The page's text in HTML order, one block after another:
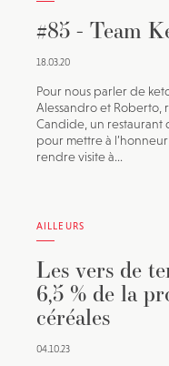
#85 - Team
18.03.20
Pour nous parler de
Alessandro et Roberto,
Candide, un restaurant
pour mettre à
rendre visite à...
AILLEURS
Les vers de
6,5 % de la
céréales
04.10.23